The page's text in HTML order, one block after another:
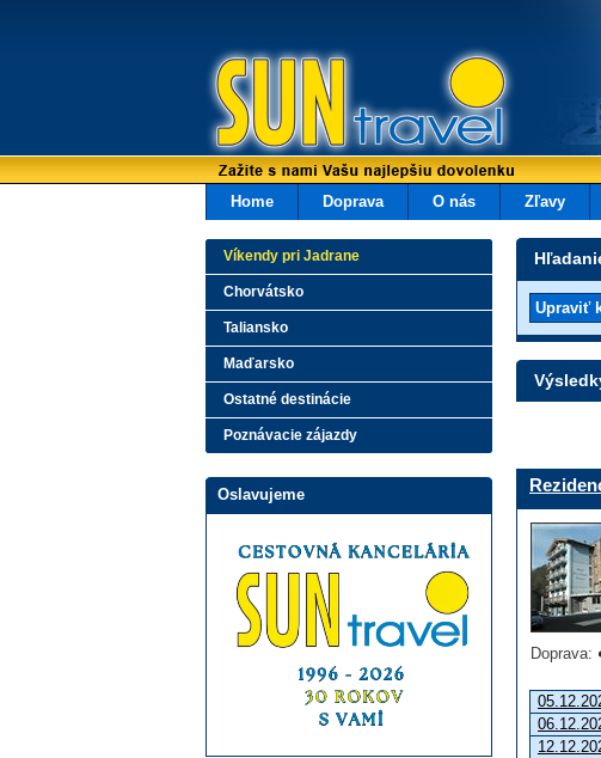
Home Doprava O nás Zľavy
Doprava:
Víkendy pri Jadrane
Chorvátsko
Taliansko
Maďarsko
Ostatné destinácie
Poznávacie zájazdy
Oslavujeme